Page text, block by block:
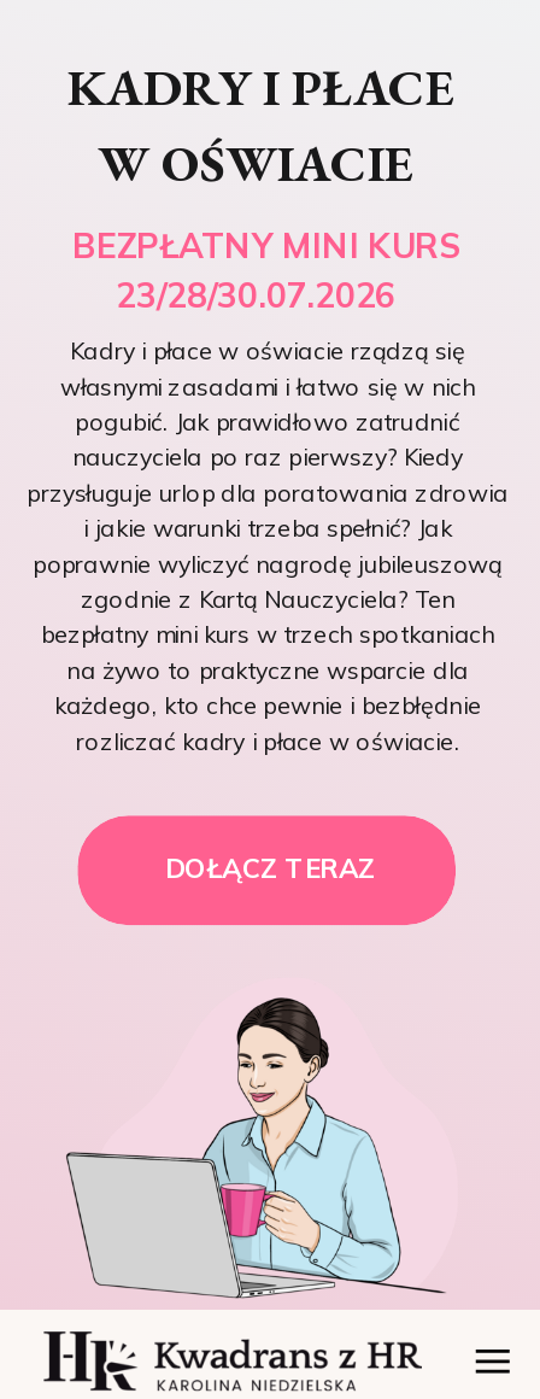
BEZPŁATNY MINI KURS
Kadry i płace w oświacie rządzą się
własnymi zasadami i łatwo się w nich
pogubić. Jak prawidłowo zatrudnić
nauczyciela po raz pierwszy? Kiedy
przysługuje urlop dla poratowania zdrowia
i jakie warunki trzeba spełnić? Jak
poprawnie wyliczyć nagrodę jubileuszową
zgodnie z Kartą Nauczyciela? Ten
bezpłatny mini kurs w trzech spotkaniach
na żywo to praktyczne wsparcie dla
każdego, kto chce pewnie i bezbłędnie
rozliczać kadry i płace w oświacie.
DOŁĄCZ TERAZ
KADRY I PŁACE
W OŚWIACIE
23/28/30.07.2026